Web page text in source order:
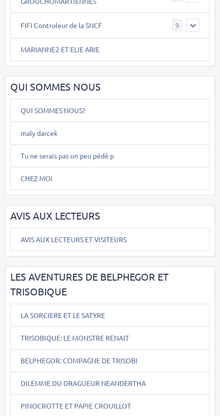
FIFI Controleur de la SNCF 9
MARIANNE2 ET ELIE ARIE
QUI SOMMES NOUS
QUI SOMMES NOUS?
maly darcek
Tu ne serais pas un peu pédé p
CHEZ MOI
AVIS AUX LECTEURS
AVIS AUX LECTEURS ET VISITEURS
LES AVENTURES DE BELPHEGOR ET
TRISOBIQUE
LA SORCIERE ET LE SATYRE
TRISOBIQUE: LE MONSTRE RENAIT
BELPHEGOR: COMPAGNE DE TRISOBI
DILEMME DU DRAGUEUR NEANDERTHA
PINOCROTTE ET PAPIE CROUILLOT